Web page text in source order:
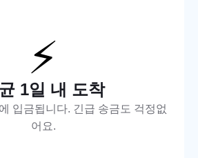
⚡
1일 내 도착
입금됩니다. 긴급 송금도 걱정없
어요.